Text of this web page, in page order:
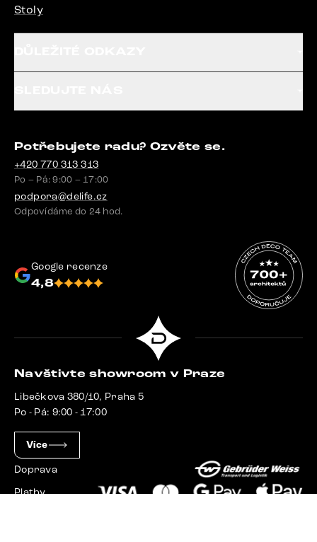
Stoly
Potřebujete radu? Ozvěte se.
+420 770 313 313
Po – Pá: 9:00 – 17:00
podpora@delife.cz
Odpovídáme do 24 hod.
Google recenze
4,8
Navštivte showroom v Praze
Libečkova 380/10, Praha 5
Po - Pá: 9:00 - 17:00
Více
Doprava
Platby